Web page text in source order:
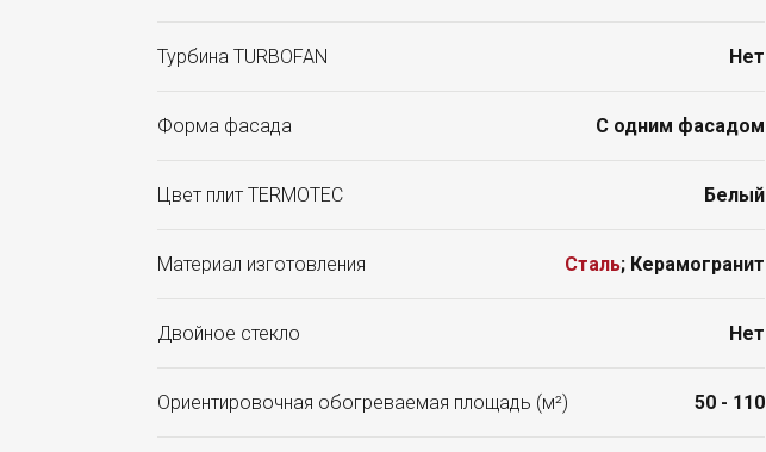
Турбина TURBOFAN Нет
Форма фасада С одним фасадом
Цвет плит TERMOTEC Белый
Материал изготовления Сталь; Керамогранит
Двойное стекло Нет
Ориентировочная обогреваемая площадь (м²) 50 - 110